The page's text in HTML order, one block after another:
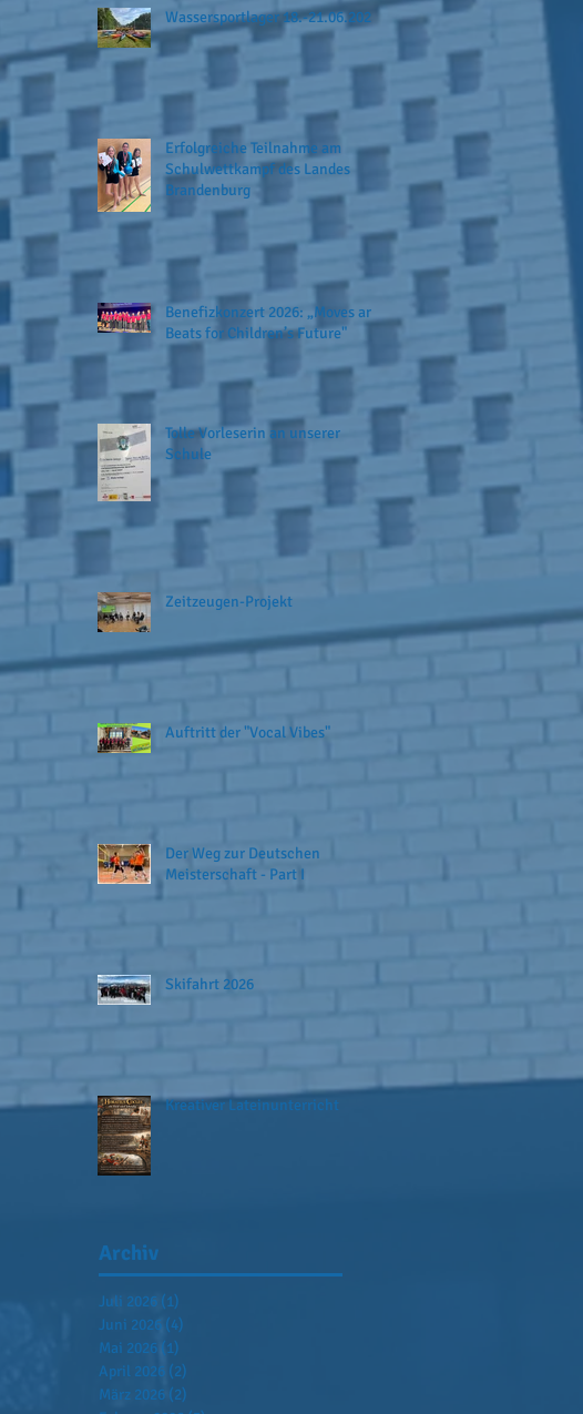
Wassersportlager 18.-21.06.2026
Erfolgreiche Teilnahme am
Schulwettkampf des Landes
Brandenburg
Benefizkonzert 2026: „Moves and
Beats for Children’s Future"
Tolle Vorleserin an unserer
Schule
Zeitzeugen-Projekt
Auftritt der "Vocal Vibes"
Der Weg zur Deutschen
Meisterschaft - Part I
Skifahrt 2026
Kreativer Lateinunterricht
Archiv
Juli 2026 (1)
Juni 2026 (4)
Mai 2026 (1)
April 2026 (2)
März 2026 (2)